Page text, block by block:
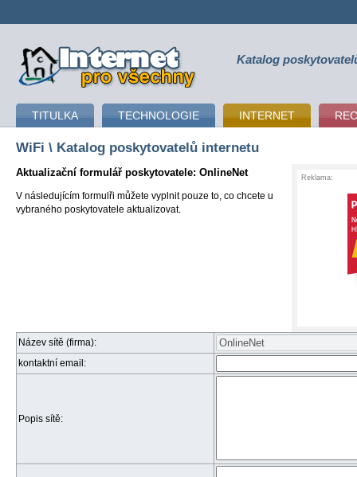
připojení k internetu Katalog
TITULKA TECHNOLOGIE INTERNET
WiFi \ Katalog poskytovatelů internetu
Reklama:
Aktualizační formulář poskytovatele: OnlineNet
V následujícím formulři můžete vyplnit pouze to, co chcete u
vybraného poskytovatele aktualizovat.
Název sítě (firma):
kontaktní email:
Popis sítě: